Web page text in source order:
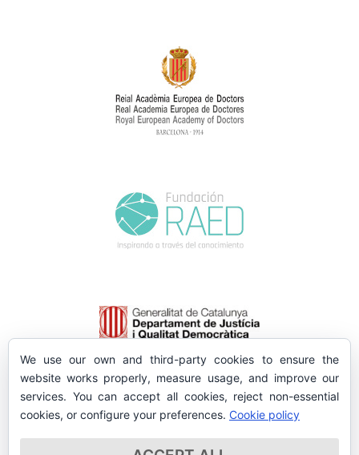
We use our own and third-party cookies to ensure the
website works properly, measure usage, and improve our
services. You can accept all cookies, reject non-essential
cookies, or configure your preferences. Cookie policy